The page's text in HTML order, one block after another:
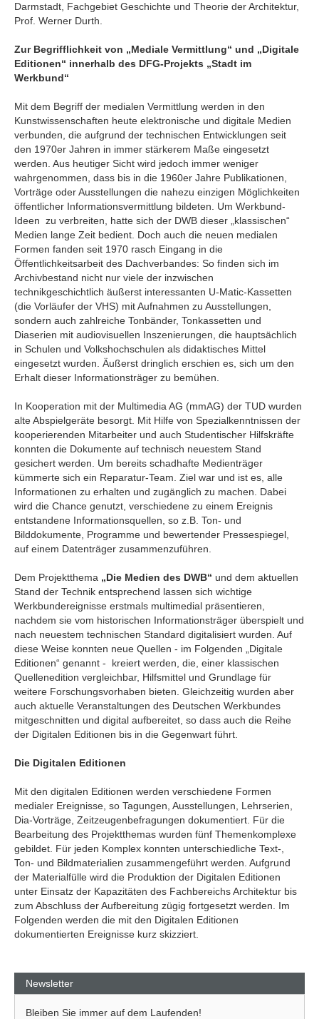
Darmstadt, Fachgebiet Geschichte und Theorie der Architektur,
Prof. Werner Durth.
Zur Begrifflichkeit von „Mediale Vermittlung“ und „Digitale
Editionen“ innerhalb des DFG-Projekts „Stadt im
Werkbund“
Mit dem Begriff der medialen Vermittlung werden in den
Kunstwissenschaften heute elektronische und digitale Medien
verbunden, die aufgrund der technischen Entwicklungen seit
den 1970er Jahren in immer stärkerem Maße eingesetzt
werden. Aus heutiger Sicht wird jedoch immer weniger
wahrgenommen, dass bis in die 1960er Jahre Publikationen,
Vorträge oder Ausstellungen die nahezu einzigen Möglichkeiten
öffentlicher Informationsvermittlung bildeten. Um Werkbund-
Ideen zu verbreiten, hatte sich der DWB dieser „klassischen“
Medien lange Zeit bedient. Doch auch die neuen medialen
Formen fanden seit 1970 rasch Eingang in die
Öffentlichkeitsarbeit des Dachverbandes: So finden sich im
Archivbestand nicht nur viele der inzwischen
technikgeschichtlich äußerst interessanten U-Matic-Kassetten
(die Vorläufer der VHS) mit Aufnahmen zu Ausstellungen,
sondern auch zahlreiche Tonbänder, Tonkassetten und
Diaserien mit audiovisuellen Inszenierungen, die hauptsächlich
in Schulen und Volkshochschulen als didaktisches Mittel
eingesetzt wurden. Äußerst dringlich erschien es, sich um den
Erhalt dieser Informationsträger zu bemühen.
In Kooperation mit der Multimedia AG (mmAG) der TUD wurden
alte Abspielgeräte besorgt. Mit Hilfe von Spezialkenntnissen der
kooperierenden Mitarbeiter und auch Studentischer Hilfskräfte
konnten die Dokumente auf technisch neuestem Stand
gesichert werden. Um bereits schadhafte Medienträger
kümmerte sich ein Reparatur-Team. Ziel war und ist es, alle
Informationen zu erhalten und zugänglich zu machen. Dabei
wird die Chance genutzt, verschiedene zu einem Ereignis
entstandene Informationsquellen, so z.B. Ton- und
Bilddokumente, Programme und bewertender Pressespiegel,
auf einem Datenträger zusammenzuführen.
Dem Projektthema „Die Medien des DWB“ und dem aktuellen
Stand der Technik entsprechend lassen sich wichtige
Werkbundereignisse erstmals multimedial präsentieren,
nachdem sie vom historischen Informationsträger überspielt und
nach neuestem technischen Standard digitalisiert wurden. Auf
diese Weise konnten neue Quellen - im Folgenden „Digitale
Editionen“ genannt - kreiert werden, die, einer klassischen
Quellenedition vergleichbar, Hilfsmittel und Grundlage für
weitere Forschungsvorhaben bieten. Gleichzeitig wurden aber
auch aktuelle Veranstaltungen des Deutschen Werkbundes
mitgeschnitten und digital aufbereitet, so dass auch die Reihe
der Digitalen Editionen bis in die Gegenwart führt.
Die Digitalen Editionen
Mit den digitalen Editionen werden verschiedene Formen
medialer Ereignisse, so Tagungen, Ausstellungen, Lehrserien,
Dia-Vorträge, Zeitzeugenbefragungen dokumentiert. Für die
Bearbeitung des Projektthemas wurden fünf Themenkomplexe
gebildet. Für jeden Komplex konnten unterschiedliche Text-,
Ton- und Bildmaterialien zusammengeführt werden. Aufgrund
der Materialfülle wird die Produktion der Digitalen Editionen
unter Einsatz der Kapazitäten des Fachbereichs Architektur bis
zum Abschluss der Aufbereitung zügig fortgesetzt werden. Im
Folgenden werden die mit den Digitalen Editionen
dokumentierten Ereignisse kurz skizziert.
Newsletter
Bleiben Sie immer auf dem Laufenden!